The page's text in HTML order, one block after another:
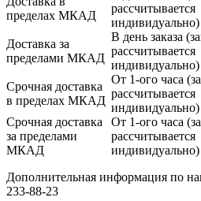
пределах МКАД
рассчитывается
индивидуально)
Доставка за
пределами МКАД
В день заказа
рассчитывается
индивидуально)
Срочная доставка
в пределах МКАД
От 1-ого часа
рассчитывается
индивидуально)
Срочная доставка
за пределами
МКАД
От 1-ого часа
рассчитывается
индивидуально)
Дополнительная информация по
233-88-23